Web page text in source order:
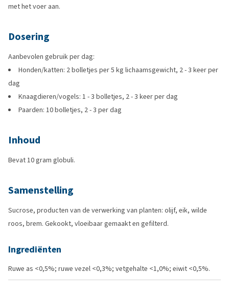
met het voer aan.
Dosering
Aanbevolen gebruik per dag:
Honden/katten: 2 bolletjes per 5 kg lichaamsgewicht, 2 - 3 keer per
dag
Knaagdieren/vogels: 1 - 3 bolletjes, 2 - 3 keer per dag
Paarden: 10 bolletjes, 2 - 3 per dag
Inhoud
Bevat 10 gram globuli.
Samenstelling
Sucrose, producten van de verwerking van planten: olijf, eik, wilde
roos, brem. Gekookt, vloeibaar gemaakt en gefilterd.
Ingrediënten
Ruwe as <0,5%; ruwe vezel <0,3%; vetgehalte <1,0%; eiwit <0,5%.